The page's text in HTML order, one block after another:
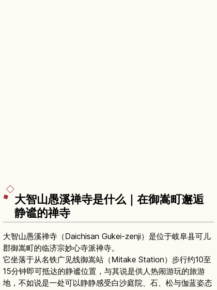
大智山愚溪禅寺是什么｜在御嵩町邂逅
静谧的禅寺
大智山愚溪禅寺（Daichisan Gukei-zenji）是位于岐阜县可儿
郡御嵩町的临济宗妙心寺派禅寺。
它坐落于从名铁广见线御嵩站（Mitake Station）步行约10至
15分钟即可抵达的静谧位置，与其说是供人热闹游玩的旅游
地，不如说是一处可以静静感受白沙庭院、石、松与伽蓝姿态